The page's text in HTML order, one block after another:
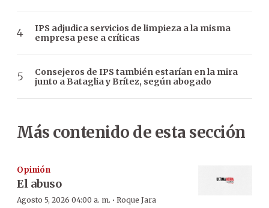
IPS adjudica servicios de limpieza a la misma
empresa pese a críticas
Consejeros de IPS también estarían en la mira
junto a Bataglia y Brítez, según abogado
Más contenido de esta sección
Opinión
El abuso
Agosto 5, 2026 04:00 a. m. · Roque Jara